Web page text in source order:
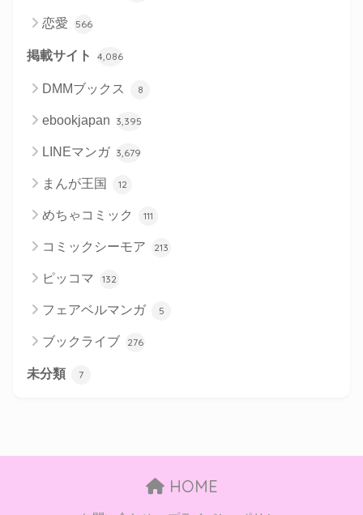
恋愛 566
掲載サイト 4,086
DMMブックス 8
ebookjapan 3,395
LINEマンガ 3,679
まんが王国 12
めちゃコミック 111
コミックシーモア 213
ピッコマ 132
フェアベルマンガ 5
ブックライブ 276
未分類 7
HOME